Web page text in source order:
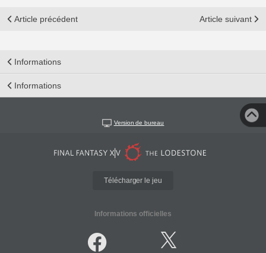
Article précédent Article suivant
Informations
Informations
Version de bureau
Télécharger le jeu
Informations officielles